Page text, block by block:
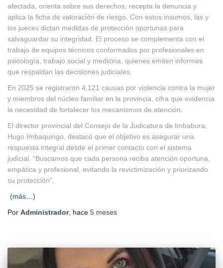
afectada, orienta sobre sus derechos, recepta la denuncia y
aplica la ficha de valoración de riesgo. Con estos insumos, las y
los jueces dictan medidas de protección oportunas para
salvaguardar su integridad. El proceso se complementa con el
trabajo de equipos técnicos conformados por profesionales en
psicología, trabajo social y medicina, quienes emiten informes
que respaldan las decisiones judiciales.
En 2025 se registraron 4.121 causas por violencia contra la mujer
y miembros del núcleo familiar en la provincia, cifra que evidencia
la necesidad de fortalecer los mecanismos de atención.
El director provincial del Consejo de la Judicatura de Imbabura,
Hugo Imbaquingo, destacó que el objetivo es asegurar una
respuesta integral desde el primer contacto con el sistema
judicial. “Buscamos que cada persona reciba atención oportuna,
empática y profesional, evitando la revictimización y priorizando
su protección”,
(más…)
Por Administrador, hace 5 meses